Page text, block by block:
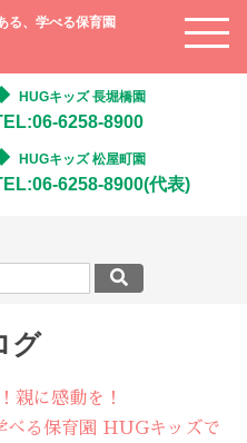
る、学べる保育園
HUGキッズ 長堀橋園
6258-8900
HUGキッズ 松屋町園
6258-8900(代表)
グ
親に感動を！
べる保育園 HUGキッズで